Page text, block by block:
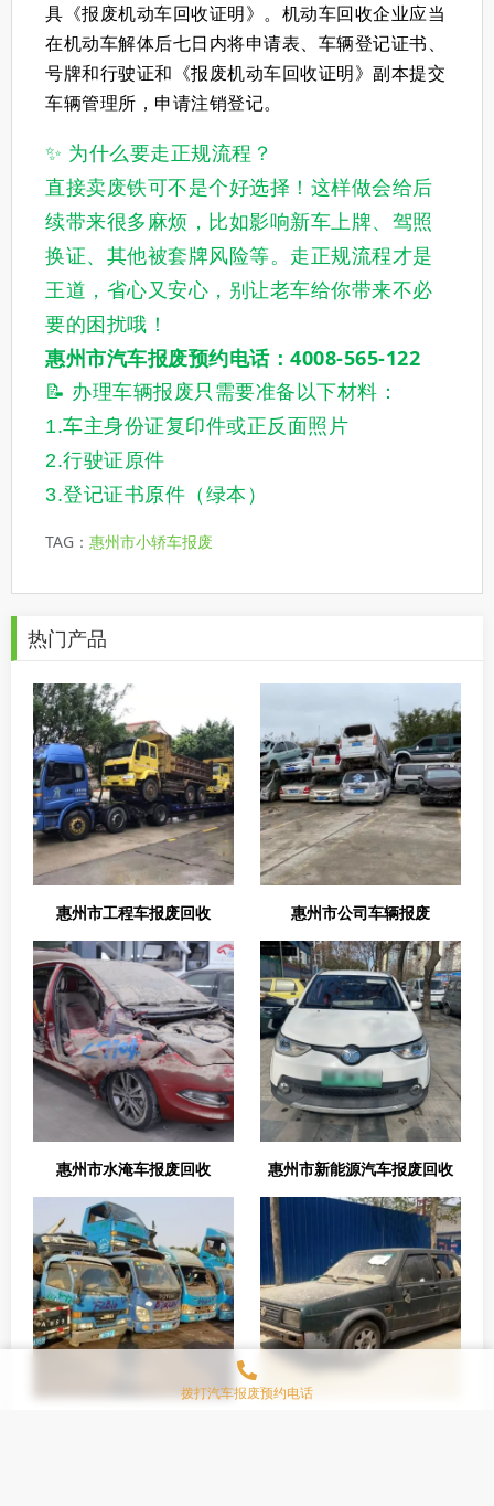
具《报废机动车回收证明》。机动车回收企业应当
在机动车解体后七日内将申请表、车辆登记证书、
号牌和行驶证和《报废机动车回收证明》副本提交
车辆管理所，申请注销登记。
✨ 为什么要走正规流程？
直接卖废铁可不是个好选择！这样做会给后
续带来很多麻烦， 比如影响新车上牌、驾照
换证、其他被套牌风险等。走正规流程才是
王道，省心又安心，别让老车给你带来不必
要的困扰哦！
惠州市汽车报废预约电话：4008-565-122
📝 办理车辆报废只需要准备以下材料：
1.车主身份证复印件或正反面照片
2.行驶证原件
3.登记证书原件（绿本）
TAG： 惠州市小轿车报废
热门产品
惠州市工程车报废回收 惠州市公司车辆报废
惠州市水淹车报废回收 惠州市新能源汽车报废回收
拨打汽车报废预约电话